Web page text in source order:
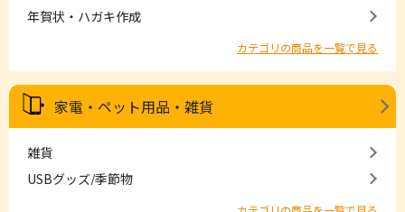
年賀状・ハガキ作成
カテゴリの商品を一覧で見る
家電・ペット用品・雑貨
雑貨
USBグッズ/季節物